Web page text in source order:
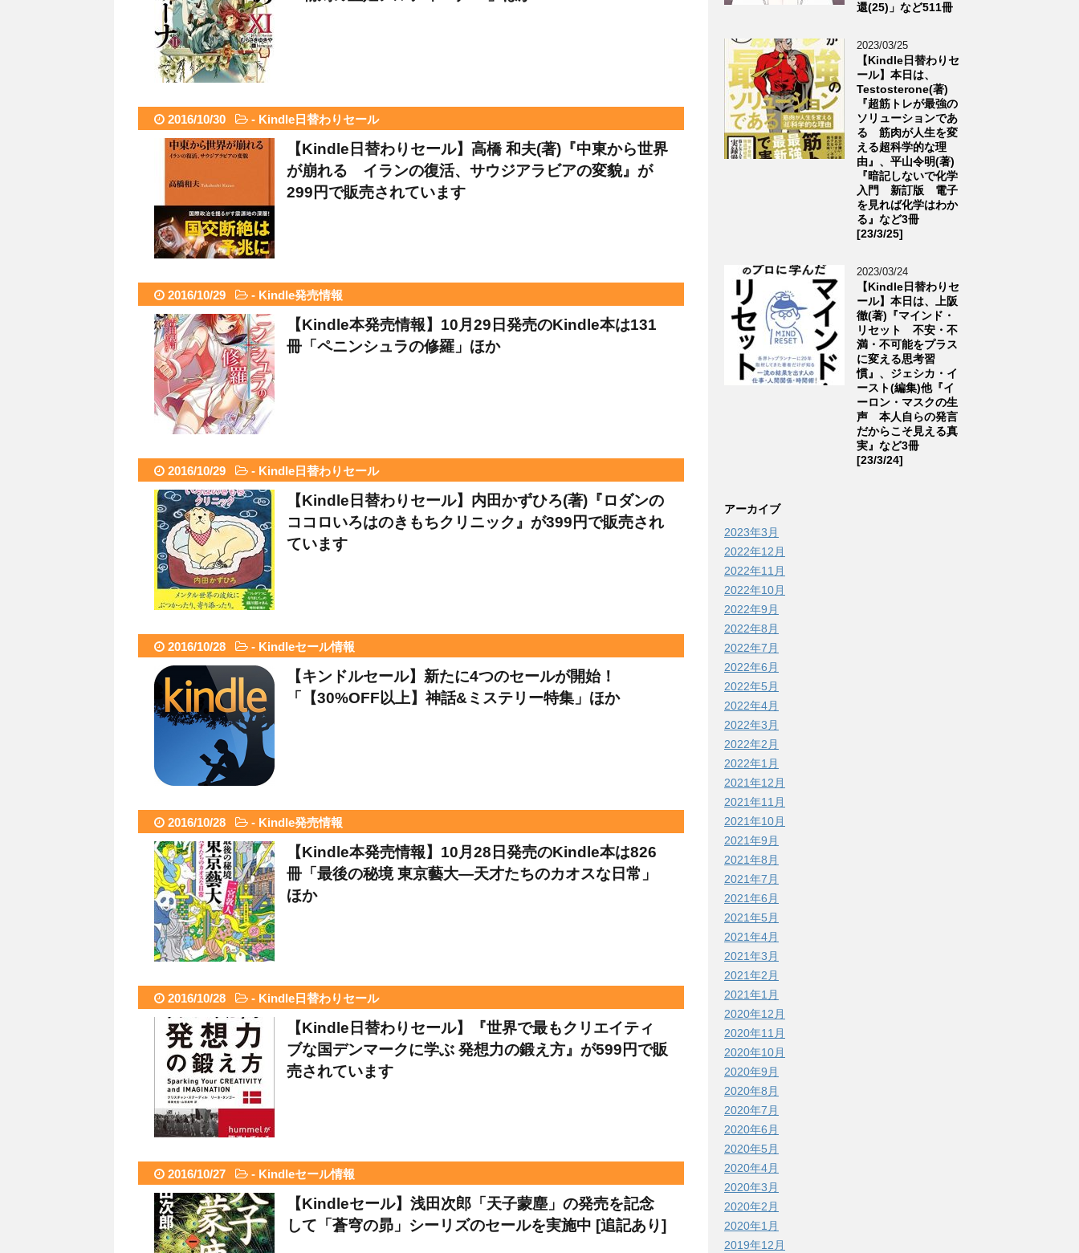
2016/10/30 - Kindle日替わりセール
【Kindle日替わりセール】高橋 和夫(著)『中東から世界
が崩れる イランの復活、サウジアラビアの変貌』が
299円で販売されています
2016/10/29 - Kindle発売情報
【Kindle本発売情報】10月29日発売のKindle本は131
冊「ペニンシュラの修羅」ほか
2016/10/29 - Kindle日替わりセール
【Kindle日替わりセール】内田かずひろ(著)『ロダンの
ココロいろはのきもちクリニック』が399円で販売され
ています
2016/10/28 - Kindleセール情報
【キンドルセール】新たに4つのセールが開始！
「【30%OFF以上】神話&ミステリー特集」ほか
2016/10/28 - Kindle発売情報
【Kindle本発売情報】10月28日発売のKindle本は826
冊「最後の秘境 東京藝大―天才たちのカオスな日常」
ほか
2016/10/28 - Kindle日替わりセール
【Kindle日替わりセール】『世界で最もクリエイティ
ブな国デンマークに学ぶ 発想力の鍛え方』が599円で販
売されています
2016/10/27 - Kindleセール情報
【Kindleセール】浅田次郎「天子蒙塵」の発売を記念
して「蒼穹の昴」シーリズのセールを実施中 [追記あり]
還(25)」など511冊
2023/03/25
【Kindle日替わりセ
ール】本日は、
Testosterone(著)
『超筋トレが最強の
ソリューションであ
る 筋肉が人生を変
える超科学的な理
由』、平山令明(著)
『暗記しないで化学
入門 新訂版 電子
を見れば化学はわか
る』など3冊
[23/3/25]
2023/03/24
【Kindle日替わりセ
ール】本日は、上阪
徹(著)『マインド・
リセット 不安・不
満・不可能をプラス
に変える思考習
慣』、ジェシカ・イ
ースト(編集)他『イ
ーロン・マスクの生
声 本人自らの発言
だからこそ見える真
実』など3冊
[23/3/24]
アーカイブ
2023年3月
2022年12月
2022年11月
2022年10月
2022年9月
2022年8月
2022年7月
2022年6月
2022年5月
2022年4月
2022年3月
2022年2月
2022年1月
2021年12月
2021年11月
2021年10月
2021年9月
2021年8月
2021年7月
2021年6月
2021年5月
2021年4月
2021年3月
2021年2月
2021年1月
2020年12月
2020年11月
2020年10月
2020年9月
2020年8月
2020年7月
2020年6月
2020年5月
2020年4月
2020年3月
2020年2月
2020年1月
2019年12月